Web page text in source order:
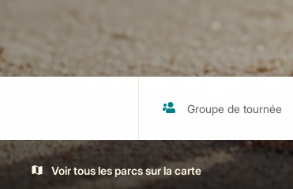
Voir tous les parcs sur la carte